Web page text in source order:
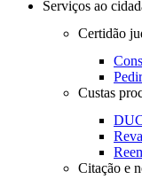
Serviços ao
Certidão
Custas
Citação e